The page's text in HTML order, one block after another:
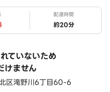
配達時間
約20分
ていないため
けません
区滝野川6丁目60-6